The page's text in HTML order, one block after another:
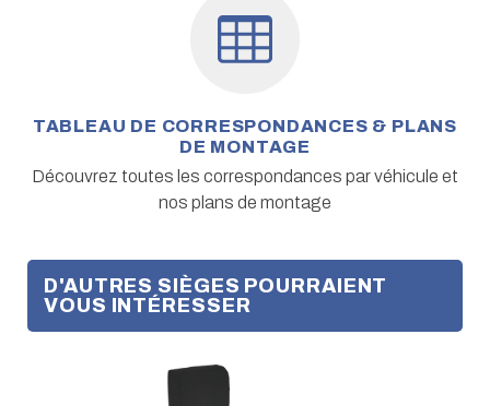
TABLEAU DE CORRESPONDANCES & PLANS
DE MONTAGE
Découvrez toutes les correspondances par véhicule et
nos plans de montage
D'AUTRES SIÈGES POURRAIENT
VOUS INTÉRESSER